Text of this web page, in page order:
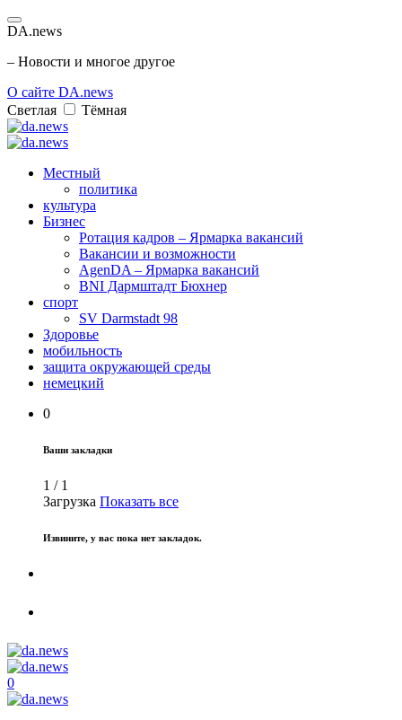
DA.news
– Новости и многое другое
О сайте DA.news
Светлая
Тёмная
Местный
политика
культура
Бизнес
Ротация кадров – Ярмарка вакансий
Вакансии и возможности
AgenDA – Ярмарка вакансий
BNI Дармштадт Бюхнер
спорт
SV Darmstadt 98
Здоровье
мобильность
защита окружающей среды
немецкий
0
Ваши закладки
1 / 1
Загрузка Показать все
Извините, у вас пока нет закладок.
0